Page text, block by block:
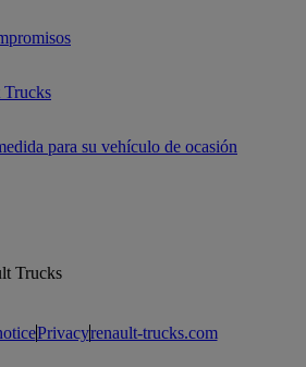
Trucks by Renault Trucks
Trucks
para su vehículo de ocasión
Trucks
Privacyrenault-trucks.com